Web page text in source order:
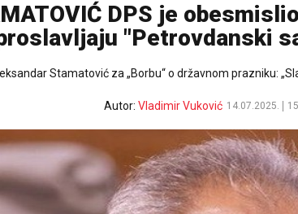
DPS je
"Petrovdanski
Stamatović za „Borbu“ o državnom prazniku:
Autor: Vladimir Vuković 14.07.2025.